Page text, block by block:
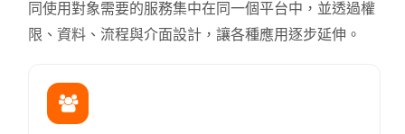
同使用對象需要的服務集中在同一個平台中，並透過權
限、資料、流程與介面設計，讓各種應用逐步延伸。